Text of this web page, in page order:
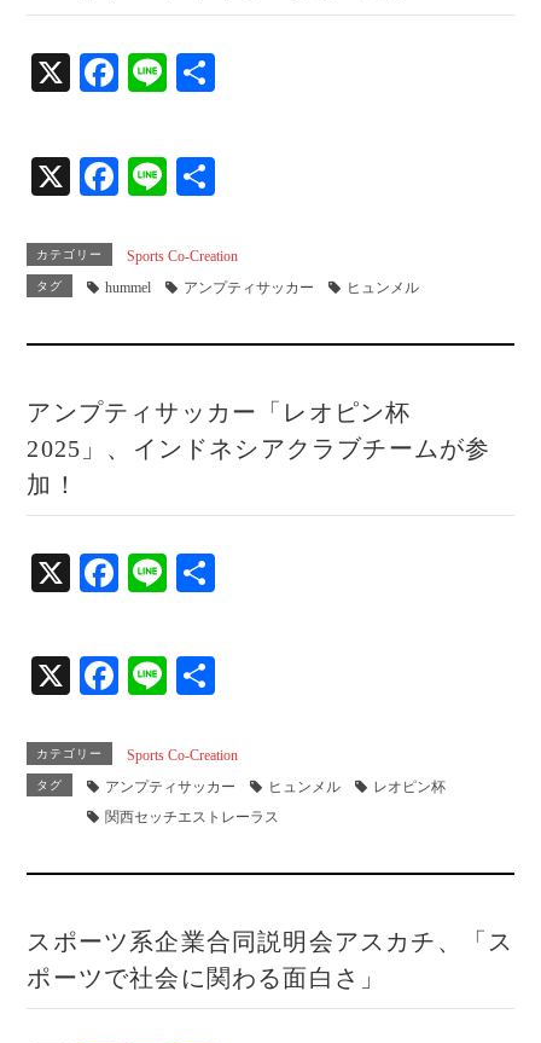
X
Fa
bo
ok
Li
X
Fa
bo
ok
Li
カテゴリー Sports Co-Creation
タグ hummel アンプティサッカー ヒュンメル
アンプティサッカー「レオピン杯
2025」、インドネシアクラブチームが参
加！
X
Fa
bo
ok
Li
X
Fa
bo
ok
Li
カテゴリー Sports Co-Creation
タグ アンプティサッカー ヒュンメル
レオピン杯
関西セッチエストレーラス
スポーツ系企業合同説明会アスカチ、「ス
ポーツで社会に関わる面白さ」